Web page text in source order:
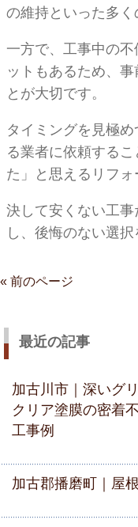
の維持といった多く
一方で、工事中の
ットもあるため、
とが大切です。
タイミングを見極
る業者に依頼する
た」と思えるリフォ
決して安くない工
し、後悔のない選択
« 前のページ
最近の記事
加古川市｜深いグ
クリア塗膜の密着
工事例
加古郡播磨町｜屋